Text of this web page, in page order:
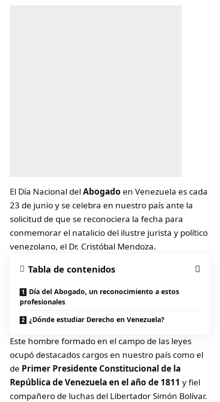
El Día Nacional del Abogado en Venezuela es cada
23 de junio y se celebra en nuestro país ante la
solicitud de que se reconociera la fecha para
conmemorar el natalicio del ilustre jurista y político
venezolano, el Dr. Cristóbal Mendoza.
Tabla de contenidos
Día del Abogado, un reconocimiento a estos
profesionales
¿Dónde estudiar Derecho en Venezuela?
Este hombre formado en el campo de las leyes
ocupó destacados cargos en nuestro país como el
de Primer Presidente Constitucional de la
República de Venezuela en el año de 1811 y fiel
compañero de luchas del Libertador Simón Bolívar.